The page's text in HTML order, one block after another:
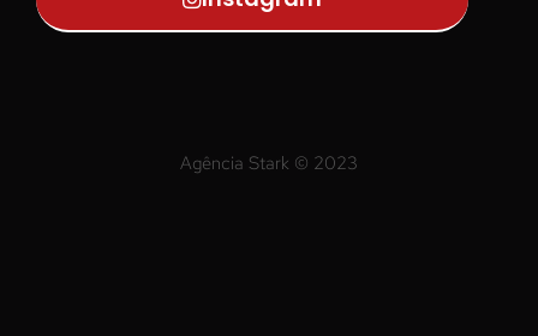
Agência Stark © 2023